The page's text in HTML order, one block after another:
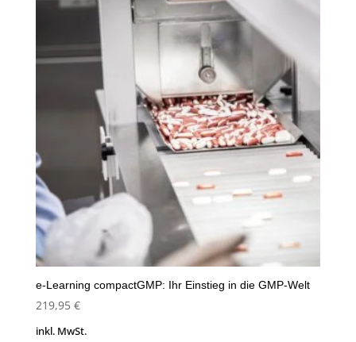
e-Learning compactGMP: Ihr Einstieg in die GMP-Welt
219,95 €
inkl. MwSt.